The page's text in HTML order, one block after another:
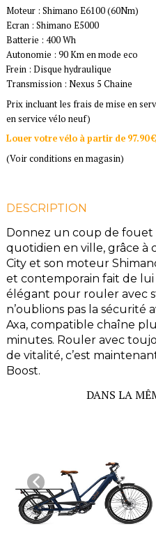
Moteur : Shimano E6100 (60Nm)
Ecran : Shimano E5000
Batterie : 400 Wh
Autonomie : 90 Km en mode eco
Frein : Disque hydraulique
Transmission : Nexus 5 Chaine
Prix incluant les frais de mise en
en service vélo neuf)
Louer votre vélo à partir de 97.90
(Voir conditions en magasin)
DESCRIPTION
Donnez un coup de fouet
quotidien en ville, grâce à
City et son moteur
et contemporain fait de
élégant pour rouler avec
n’oublions pas la sécurité
Axa, compatible chaîne
minutes. Rouler avec
de vitalité, c’est
Boost.
DANS LA